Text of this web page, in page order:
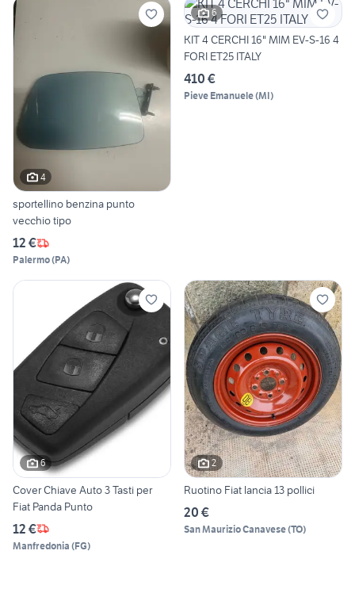
4
sportellino benzina punto
vecchio tipo
12 €
Palermo(PA)
6
KIT 4 CERCHI 16" MIM EV-S-16 4
FORI ET25 ITALY
410 €
Pieve Emanuele(MI)
6
Cover Chiave Auto 3 Tasti per
Fiat Panda Punto
12 €
Manfredonia (FG)
2
Ruotino Fiat lancia 13 pollici
20 €
San Maurizio Canavese(TO)